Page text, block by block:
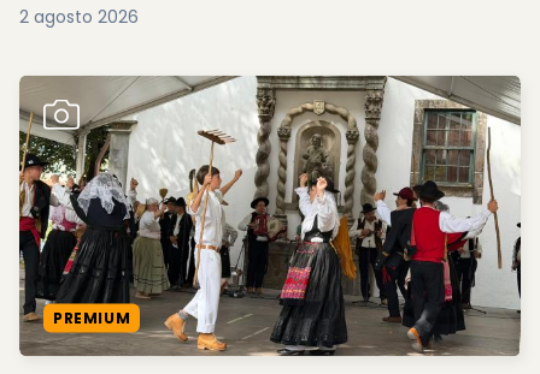
2 agosto 2026
PREMIUM